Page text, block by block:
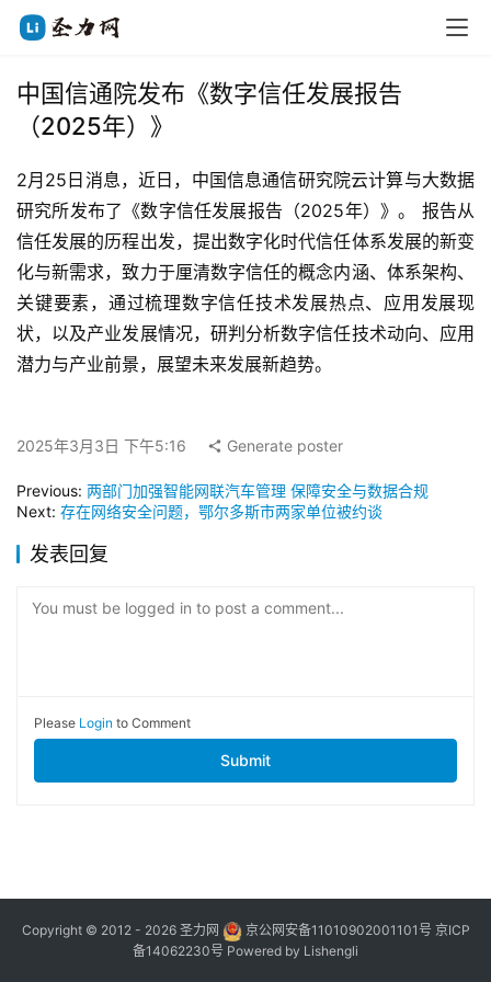
中国信通院发布《数字信任发展报告
（2025年）》
2月25日消息，近日，中国信息通信研究院云计算与大数据
研究所发布了《数字信任发展报告（2025年）》。 报告从
信任发展的历程出发，提出数字化时代信任体系发展的新变
化与新需求，致力于厘清数字信任的概念内涵、体系架构、
关键要素，通过梳理数字信任技术发展热点、应用发展现
状，以及产业发展情况，研判分析数字信任技术动向、应用
潜力与产业前景，展望未来发展新趋势。
2025年3月3日 下午5:16 Generate poster
Previous: 两部门加强智能网联汽车管理 保障安全与数据合规
Next: 存在网络安全问题，鄂尔多斯市两家单位被约谈
发表回复
You must be logged in to post a comment...
Please Login to Comment
Submit
Copyright © 2012 - 2026 圣力网 京公网安备11010902001101号 京ICP
备14062230号 Powered by Lishengli